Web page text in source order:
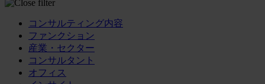
コンサルティング内容
ファンクション
産業・セクター
コンサルタント
オフィス